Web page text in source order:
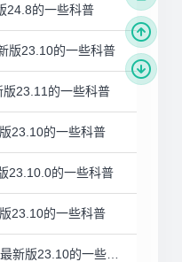
24.8的一些科普
版23.10的一些科普
23.11的一些科普
23.10的一些科普
23.10.0的一些科普
23.10的一些科普